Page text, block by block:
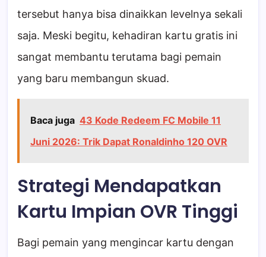
tersebut hanya bisa dinaikkan levelnya sekali
saja. Meski begitu, kehadiran kartu gratis ini
sangat membantu terutama bagi pemain
yang baru membangun skuad.
Baca juga 43 Kode Redeem FC Mobile 11
Juni 2026: Trik Dapat Ronaldinho 120 OVR
Strategi Mendapatkan
Kartu Impian OVR Tinggi
Bagi pemain yang mengincar kartu dengan